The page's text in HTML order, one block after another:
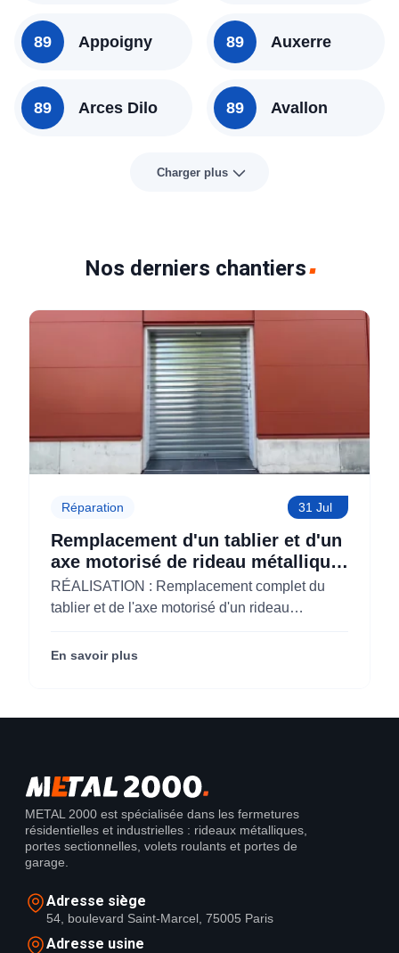
89 Appoigny
89 Arces Dilo
89 Auxerre
89 Avallon
Charger plus
Nos derniers chantiers
Réparation 31 Jul
Remplacement d'un tablier et d'un
axe motorisé de rideau métallique
pour M'CHADAL (Optical Center)
(95)
RÉALISATION : Remplacement complet du
tablier et de l'axe motorisé d'un rideau
Center) (95290).
En savoir plus
METAL 2000 est spécialisée dans les fermetures
résidentielles et industrielles : rideaux métalliques,
portes sectionnelles, volets roulants et portes de
garage.
Adresse siège
54, boulevard Saint-Marcel, 75005 Paris
Adresse usine